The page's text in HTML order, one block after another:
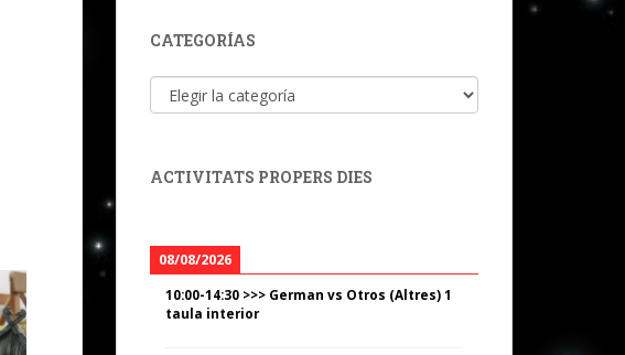
CATEGORÍAS
Categorías
ACTIVITATS PROPERS DIES
08/08/2026
10:00-14:30 >>> German vs Otros (Altres) 1
taula interior